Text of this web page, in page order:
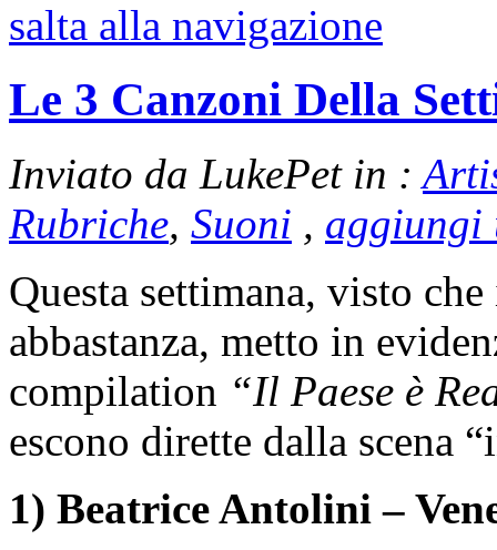
salta alla navigazione
Le 3 Canzoni Della
Inviato da LukePet in :
Rubriche, Suoni , aggiungi
Questa settimana, visto
abbastanza, metto in
compilation “Il Paese è
escono dirette dalla scena
1) Beatrice Antolini –